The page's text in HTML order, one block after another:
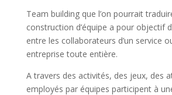
Team building que l’on pourrait
construction d’équipe a pour objectif
entre les collaborateurs d’un service
entreprise toute entière.
A travers des activités, des jeux, des
employés par équipes participent à